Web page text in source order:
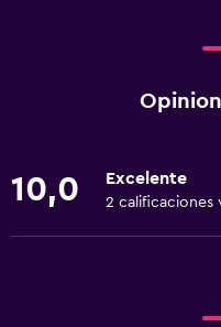
10,0 Excelente
2 calificaciones